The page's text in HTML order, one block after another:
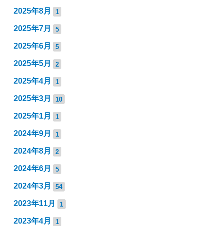
2025年8月 1
2025年7月 5
2025年6月 5
2025年5月 2
2025年4月 1
2025年3月 10
2025年1月 1
2024年9月 1
2024年8月 2
2024年6月 5
2024年3月 54
2023年11月 1
2023年4月 1